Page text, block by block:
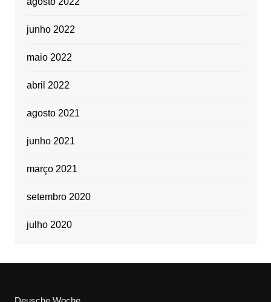
junho 2022
maio 2022
abril 2022
agosto 2021
junho 2021
março 2021
setembro 2020
julho 2020